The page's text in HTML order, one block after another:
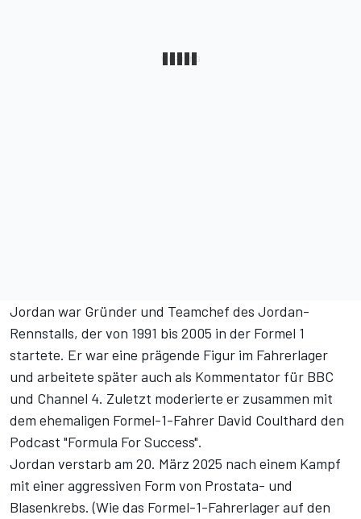
Jordan war Gründer und Teamchef des Jordan-
Rennstalls, der von 1991 bis 2005 in der Formel 1
startete. Er war eine prägende Figur im Fahrerlager
und arbeitete später auch als Kommentator für BBC
und Channel 4. Zuletzt moderierte er zusammen mit
dem ehemaligen Formel-1-Fahrer David Coulthard den
Podcast "Formula For Success".
Jordan verstarb am 20. März 2025 nach einem Kampf
mit einer aggressiven Form von Prostata- und
Blasenkrebs. (Wie das Formel-1-Fahrerlager auf den